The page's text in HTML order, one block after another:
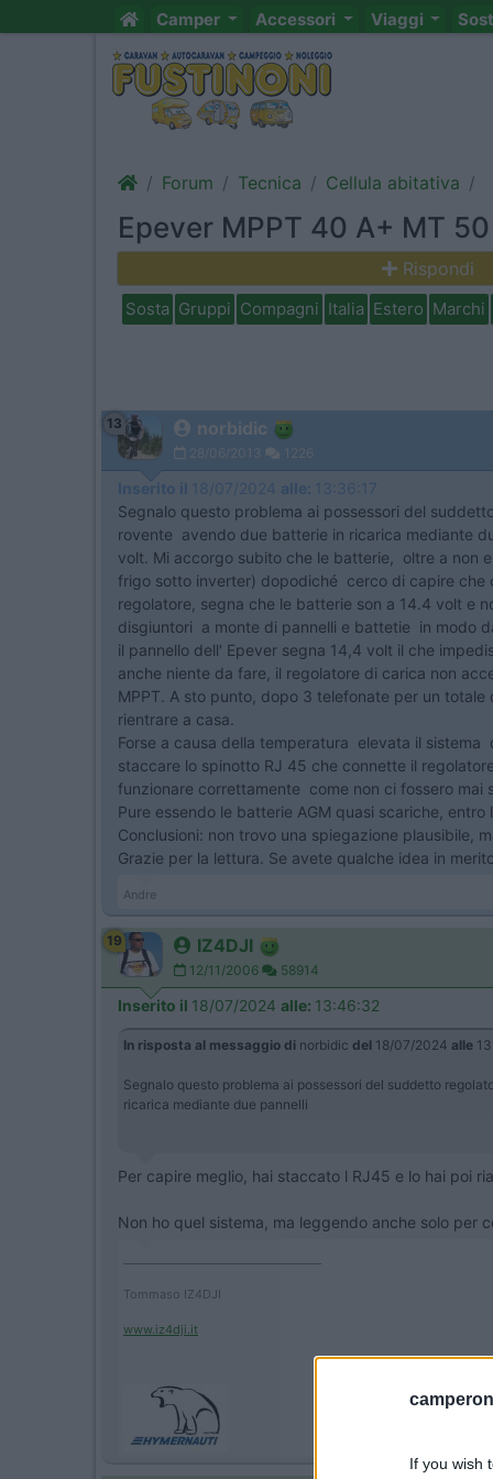
If you wish
Camper Accessori Viaggi
Forum Tecnica Cellula abitativa
Epever MPPT 40 A+ MT 50
Rispondi
Sosta Gruppi Compagni Italia Estero Marchi
13 norbidic
28/06/2013 1226
Inserito il 18/07/2024 alle: 13:36:17
Segnalo questo problema ai possessori del
rovente avendo due batterie in ricarica mediante
volt. Mi accorgo subito che le batterie, oltre a non
frigo sotto inverter) dopodiché cerco di capire che
regolatore, segna che le batterie son a 14.4 volt e
disgiuntori a monte di pannelli e battetie in modo
il pannello dell' Epever segna 14,4 volt il che
anche niente da fare, il regolatore di carica non
MPPT. A sto punto, dopo 3 telefonate per un
rientrare a casa.
Forse a causa della temperatura elevata il
staccare lo spinotto RJ 45 che connette il
funzionare correttamente come non ci fossero mai
Pure essendo le batterie AGM quasi scariche,
Conclusioni: non trovo una spiegazione plausibile,
Grazie per la lettura. Se avete qualche idea in
Andre
19 IZ4DJI
12/11/2006 58914
Inserito il 18/07/2024 alle: 13:46:32
In risposta al messaggio di norbidic del 18/07/2024 alle
Segnalo questo problema ai possessori del suddetto
ricarica mediante due pannelli
Per capire meglio, hai staccato l RJ45 e lo hai poi
Non ho quel sistema, ma leggendo anche solo per
Tommaso IZ4DJI
www.iz4dji.it